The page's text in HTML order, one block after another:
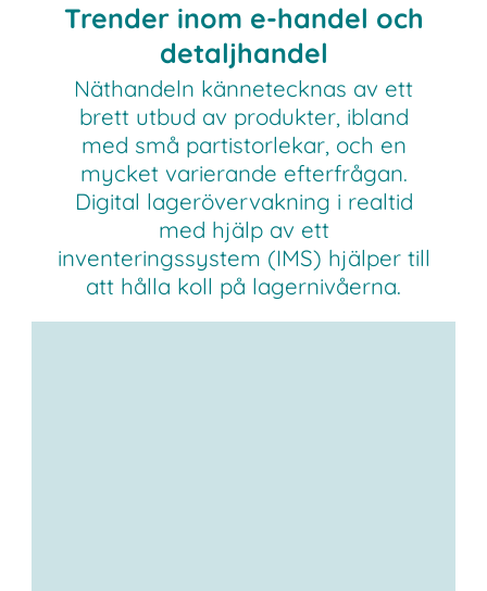
Trender inom e-handel och
detaljhandel
Näthandeln kännetecknas av ett
brett utbud av produkter, ibland
med små partistorlekar, och en
mycket varierande efterfrågan.
Digital lagerövervakning i realtid
med hjälp av ett
inventeringssystem (IMS) hjälper till
att hålla koll på lagernivåerna.